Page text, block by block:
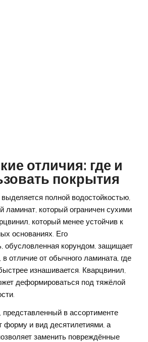
отличия: где и
покрытия
полной водостойкостью,
ламинат, который ограничен сухими
который менее устойчив к
основаниях. Его
обусловленная корундом, защищает
отличие от обычного ламината, где
изнашивается. Кварцвинил,
деформироваться под тяжёлой
в ассортименте
форму и вид десятилетиями, а
заменить повреждённые